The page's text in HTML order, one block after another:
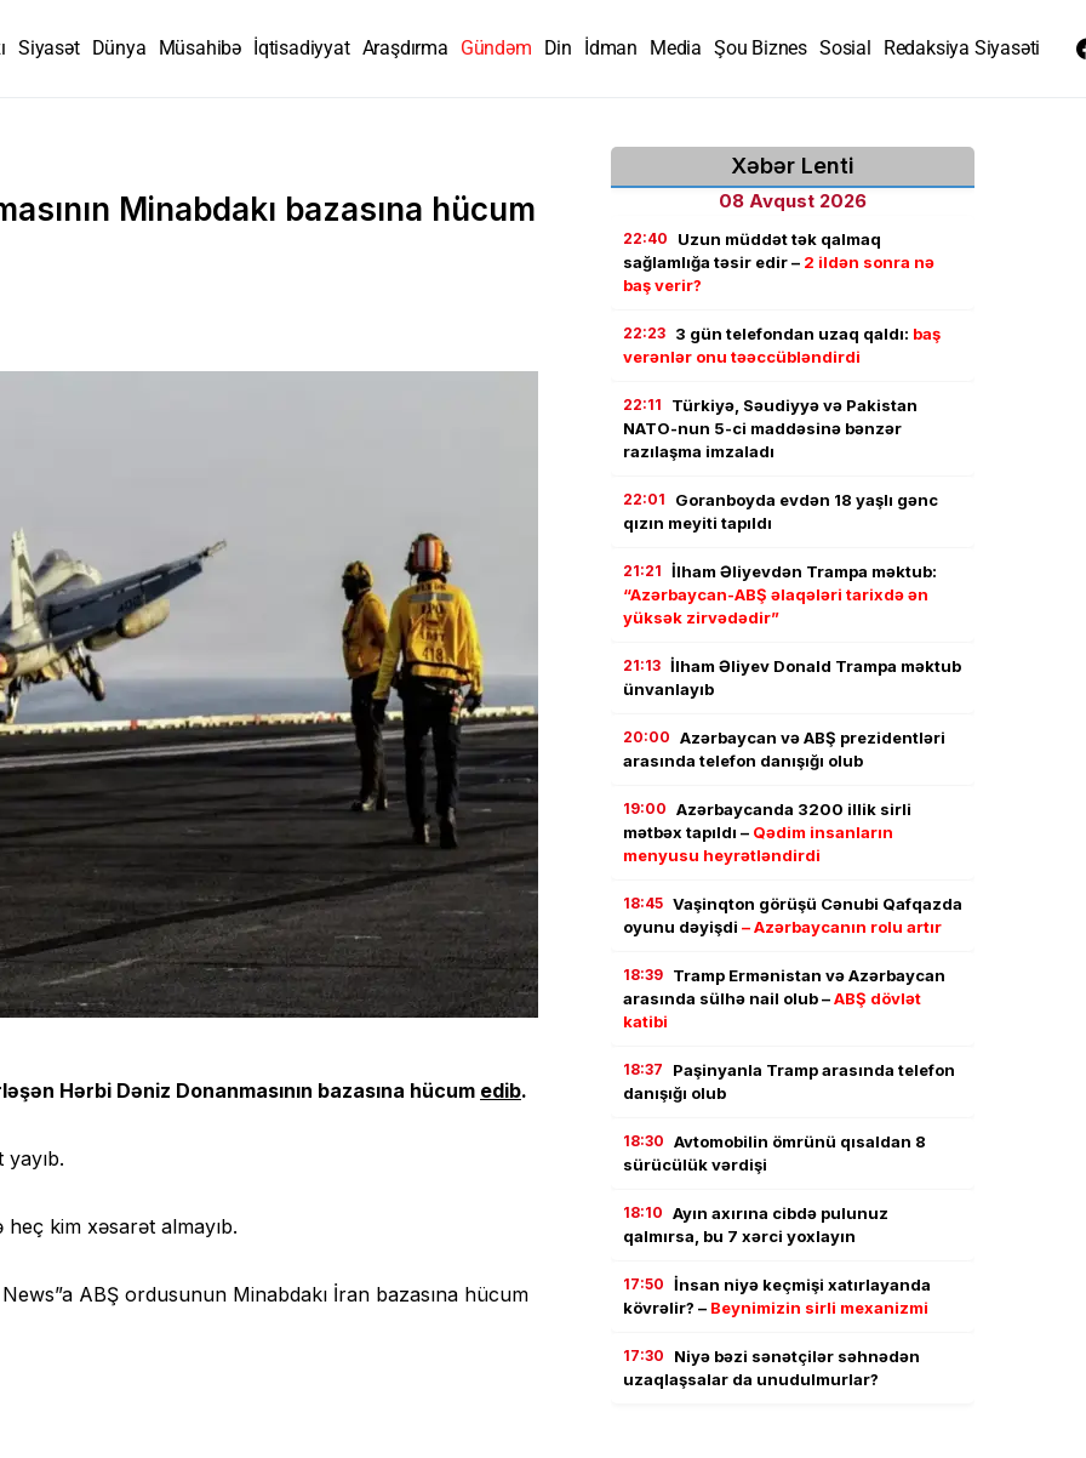
Siyasət Dünya Müsahibə İqtisadiyyat Araşdırma Gündəm Din İdman Media Şou Biznes Sosial Redaksiya Siyasəti
Minabdakı bazasına hücum
Hərbi Dəniz Donanmasının bazasına hücum edib.
kim xəsarət almayıb.
ABŞ ordusunun Minabdakı İran bazasına hücum
Xəbər Lenti
08 Avqust 2026
22:40
Uzun müddət tək qalmaq
sağlamlığa təsir edir – 2 ildən sonra nə
baş verir?
22:23 3 gün telefondan uzaq qaldı: baş
verənlər onu təəccübləndirdi
22:11
Türkiyə, Səudiyyə və Pakistan
NATO-nun 5-ci maddəsinə bənzər
razılaşma imzaladı
22:01
Goranboyda evdən 18 yaşlı gənc
qızın meyiti tapıldı
21:21 İlham Əliyevdən Trampa məktub:
“Azərbaycan-ABŞ əlaqələri tarixdə ən
yüksək zirvədədir”
21:13 İlham Əliyev Donald Trampa məktub
ünvanlayıb
20:00 Azərbaycan və ABŞ prezidentləri
arasında telefon danışığı olub
19:00 Azərbaycanda 3200 illik sirli
mətbəx tapıldı – Qədim insanların
menyusu heyrətləndirdi
18:45 Vaşinqton görüşü Cənubi Qafqazda
oyunu dəyişdi – Azərbaycanın rolu artır
18:39 Tramp Ermənistan və Azərbaycan
arasında sülhə nail olub –ABŞ dövlət
katibi
18:37
Paşinyanla Tramp arasında telefon
danışığı olub
18:30 Avtomobilin ömrünü qısaldan 8
sürücülük vərdişi
18:10 Ayın axırına cibdə pulunuz
qalmırsa, bu 7 xərci yoxlayın
17:50 İnsan niyə keçmişi xatırlayanda
kövrəlir? – Beynimizin sirli mexanizmi
17:30
Niyə bəzi sənətçilər səhnədən
uzaqlaşsalar da unudulmurlar?